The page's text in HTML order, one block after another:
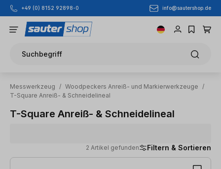
Zum Hauptinhalt springen
+49 (0) 8152 92898-0 info@sautershop.de
Suchbegriff
Messwerkzeug / Woodpeckers Anreiß- und Markierwerkzeuge
/
T-Square Anreiß- & Schneidelineal
T-Square Anreiß- & Schneidelineal
2 Artikel gefunden Filtern & Sortieren
2 Artikel gefunden